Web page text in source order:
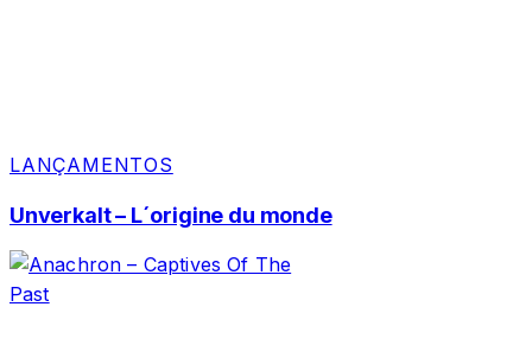
LANÇAMENTOS
Unverkalt – L´origine du monde